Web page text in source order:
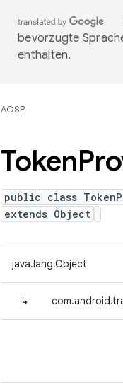
bevorzugte
enthalten.
AOSP
Token
public class
extends Object
java.lang.Object
↳